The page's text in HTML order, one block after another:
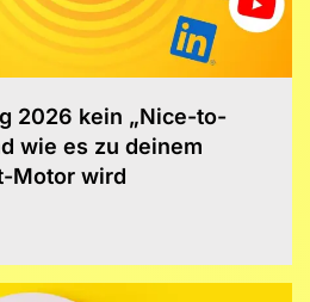
2026 kein „Nice-to-
wie es zu deinem
Motor wird